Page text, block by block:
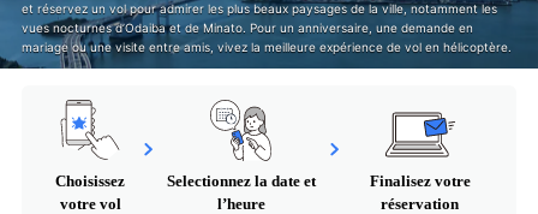
et réservez un vol pour admirer les plus beaux paysages de la ville, notamment les
vues nocturnes d’Odaiba et de Minato. Pour un anniversaire, une demande en
mariage ou une visite entre amis, vivez la meilleure expérience de vol en hélicoptère.
Choisissez
votre vol
Selectionnez la date et
l’heure
Finalisez votre
réservation